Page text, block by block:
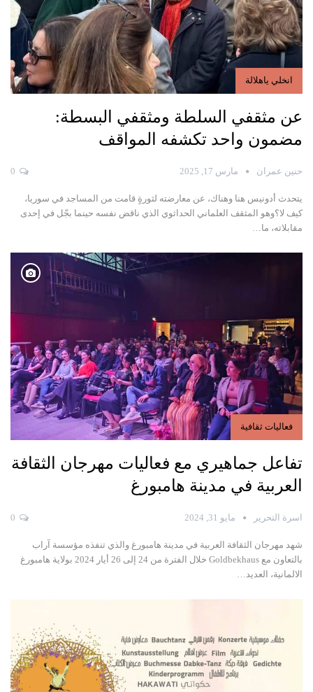
انخلي ياهلالة
عن مثقفي السلطة ومثقفي البسطة:
مضمون واحد تكشفه المواقف
حنين عمران مارس 17, 2025
يتحدث أدونيس هنا وهناك، عن معارضته لثورةٍ قامت من المساجد في سوريا،
كيف لا؟وهو المثقف العلماني الحداثوي الذي ناقض نفسه حينما بجّل في إحدى
مقابلاته، ما…
فعاليات ثقافية
تفاعل جماهيري مع فعاليات مهرجان الثقافة
العربية في مدينة هامبورغ
اسرة التحرير مايو 31, 2024
شهد مهرجان الثقافة العربية في مدينة هامبورغ والذي تنفذه مؤسسة آراب
بالتعاون مع Goldbekhaus خلال الفترة من 24 إلى 26 أيار 2024 بولاية هامبورغ
الالمانية، العديد…